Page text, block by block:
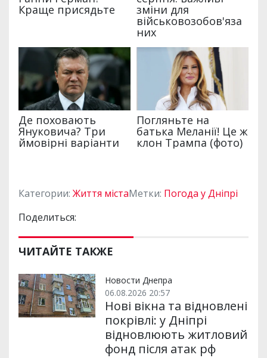
Категории: Життя містаМетки: Погода у Дніпрі
Поделиться:
ЧИТАЙТЕ ТАКЖЕ
Новости Днепра
06.08.2026 20:57
Нові вікна та відновлені
покрівлі: у Дніпрі
відновлюють житловий
фонд після атак рф